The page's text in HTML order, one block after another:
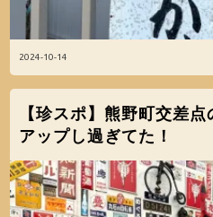
2024-10-14
【珍スポ】熊野町交差
アップし過ぎてた！